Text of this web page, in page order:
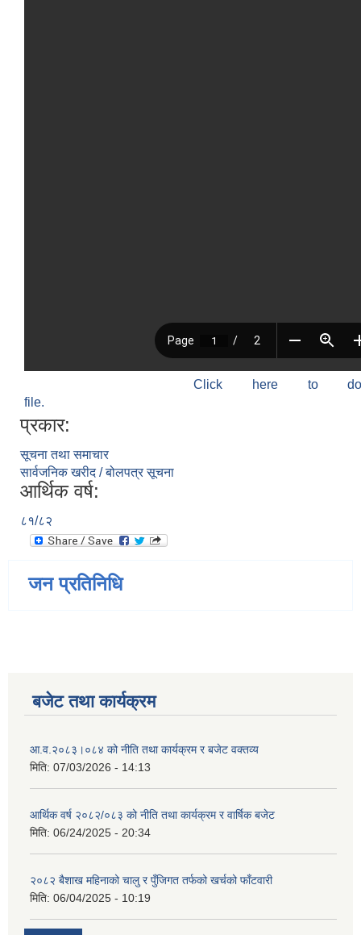
Click here to
file.
प्रकार:
सूचना तथा समाचार
सार्वजनिक खरीद / बोलपत्र सूचना
आर्थिक वर्ष:
८१/८२
जन प्रतिनिधि
बजेट तथा कार्यक्रम
आ.व.२०८३।०८४ को नीति तथा कार्यक्रम र बजेट वक्तव्य
मिति: 07/03/2026 - 14:13
आर्थिक वर्ष २०८२/०८३ को नीति तथा कार्यक्रम र वार्षिक बजेट
मिति: 06/24/2025 - 20:34
२०८२ बैशाख महिनाको चालु र पुँजिगत तर्फको खर्चको फाँटवारी
मिति: 06/04/2025 - 10:19